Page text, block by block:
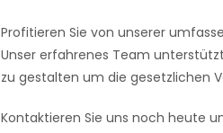
Profitieren Sie von unserer
Unser erfahrenes Team
zu gestalten um die gesetzlichen
Kontaktieren Sie uns noch heute